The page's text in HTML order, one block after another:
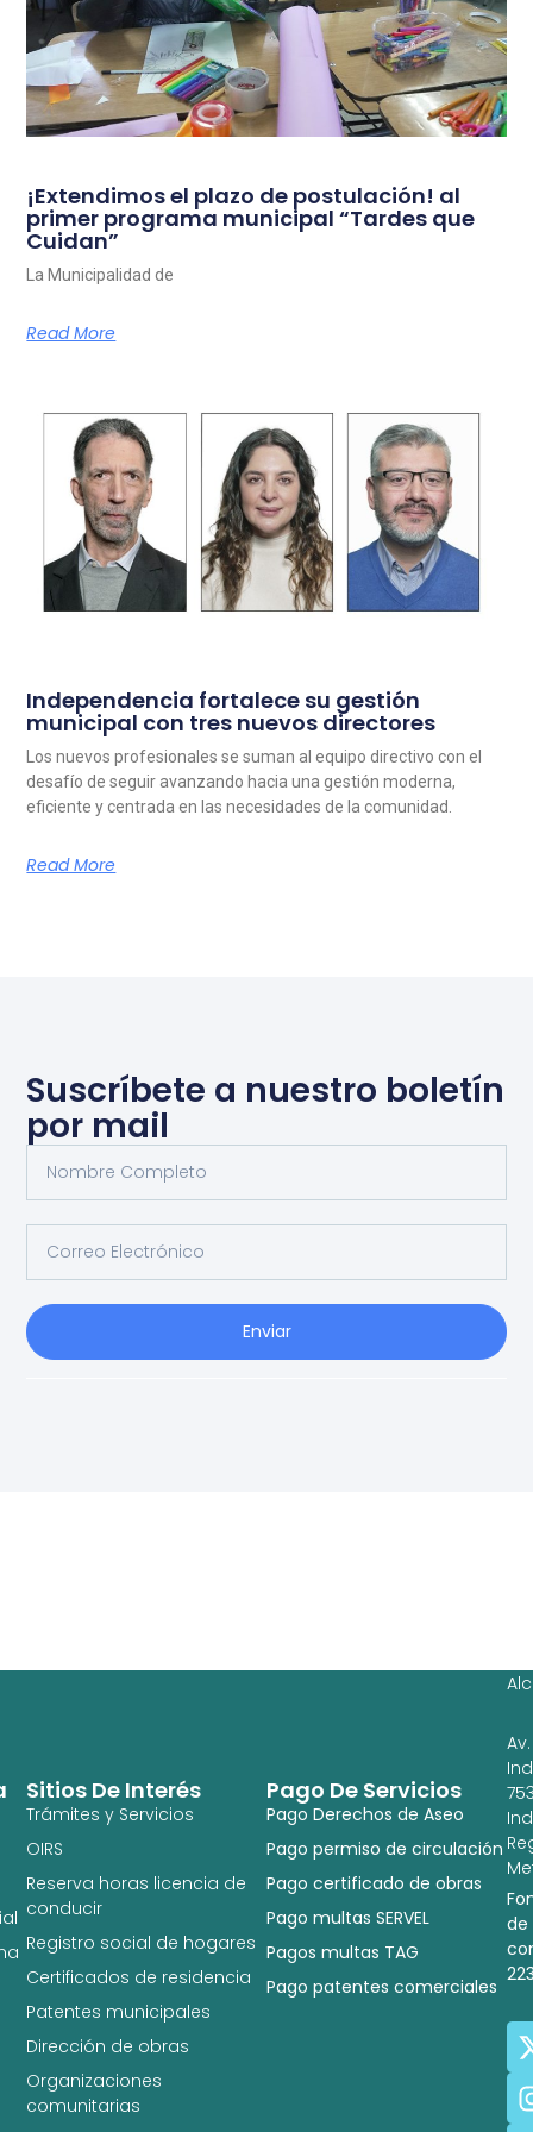
¡Extendimos el plazo de postulación! al
primer programa municipal “Tardes que
Cuidan”
La Municipalidad de
Read More
Independencia fortalece su gestión
municipal con tres nuevos directores
Los nuevos profesionales se suman al equipo directivo con el
desafío de seguir avanzando hacia una gestión moderna,
eficiente y centrada en las necesidades de la comunidad.
Read More
Suscríbete a nuestro boletín
por mail
Enviar
Pago De Servicios
Pago Derechos de Aseo
Pago permiso de circulación
Pago certificado de obras
Pago multas SERVEL
Pagos multas TAG
Pago patentes comerciales
Sitios De Interés
Trámites y Servicios
OIRS
Reserva horas licencia de
conducir
Registro social de hogares
Certificados de residencia
Patentes municipales
Dirección de obras
Organizaciones
comunitarias
Av.
de